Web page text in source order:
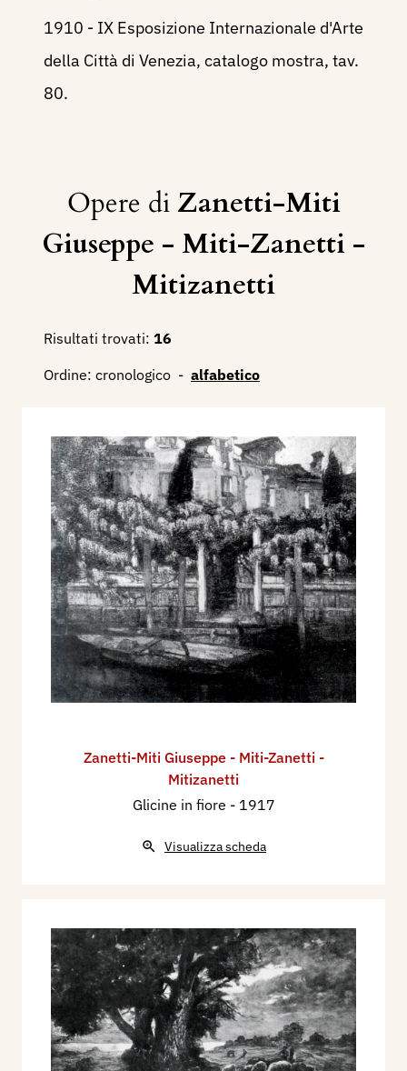
1910 - IX Esposizione Internazionale d'Arte
della Città di Venezia, catalogo mostra, tav.
80.
Opere di Zanetti-Miti
Giuseppe - Miti-Zanetti -
Mitizanetti
Risultati trovati: 16
Ordine: cronologico - alfabetico
Zanetti-Miti Giuseppe - Miti-Zanetti -
Mitizanetti
Glicine in fiore - 1917
Visualizza scheda